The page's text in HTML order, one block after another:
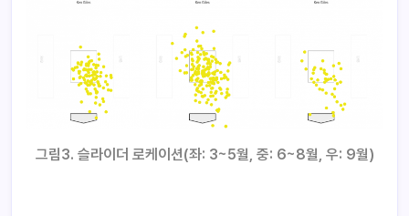
그림3. 슬라이더 로케이션(좌: 3~5월, 중: 6~8월, 우: 9월)